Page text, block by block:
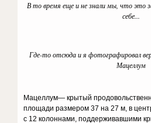
В то время еще и не знали мы, что это
себе...
Где-то отсюда и я фотографировал
Мацеллум
Мацеллум— крытый
площади размером 37 на 27 м, в
с 12 колоннами, поддерживавшими